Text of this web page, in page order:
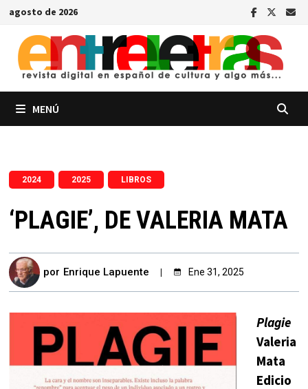
Saltar
contenido
agosto de 2026
MENÚ
2024 2025 LIBROS
‘PLAGIE’, DE VALERIA MATA
por Enrique Lapuente Ene 31, 2025
Plagie
Valeria
Mata
Edicio